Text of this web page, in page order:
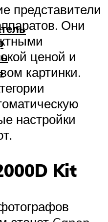
представители
Они
ценой и
картинки.
настройки
Kit